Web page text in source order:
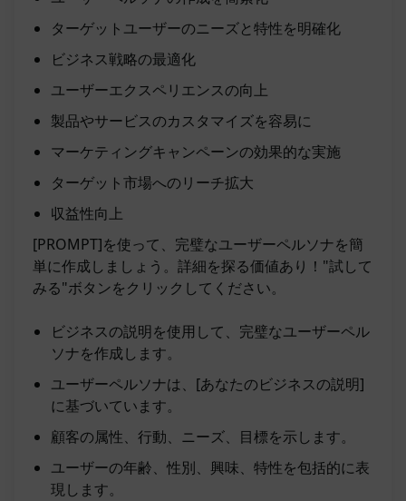
ターゲットユーザーのニーズと特性を明確化
ビジネス戦略の最適化
ユーザーエクスペリエンスの向上
製品やサービスのカスタマイズを容易に
マーケティングキャンペーンの効果的な実施
ターゲット市場へのリーチ拡大
収益性向上
[PROMPT]を使って、完璧なユーザーペルソナを簡
単に作成しましょう。詳細を探る価値あり！"試して
みる"ボタンをクリックしてください。
ビジネスの説明を使用して、完璧なユーザーペル
ソナを作成します。
ユーザーペルソナは、[あなたのビジネスの説明]
に基づいています。
顧客の属性、行動、ニーズ、目標を示します。
ユーザーの年齢、性別、興味、特性を包括的に表
現します。